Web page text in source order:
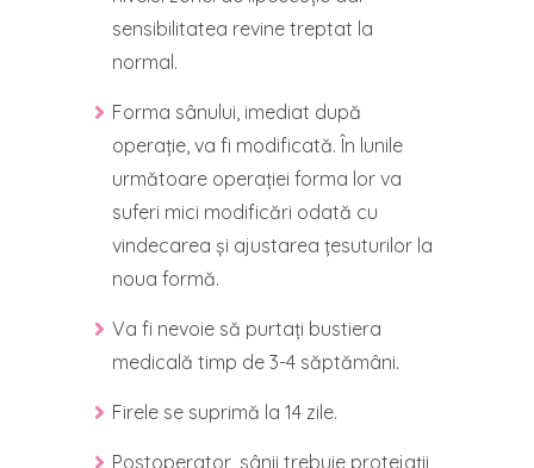
sensibilitatea revine treptat la
normal.
Forma sânului, imediat după
operație, va fi modificată. În lunile
următoare operației forma lor va
suferi mici modificări odată cu
vindecarea și ajustarea țesuturilor la
noua formă.
Va fi nevoie să purtați bustiera
medicală timp de 3-4 săptămâni.
Firele se suprimă la 14 zile.
Postoperator, sânii trebuie protejații